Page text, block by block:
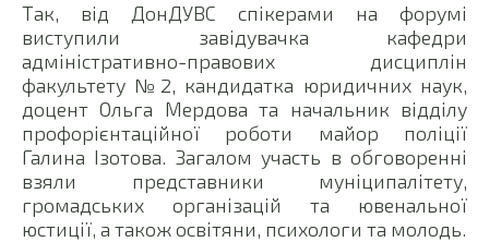
Так, від ДонДУВС спікерами на форумі
виступили завідувачка кафедри
адміністративно-правових дисциплін
факультету №2, кандидатка юридичних наук,
доцент Ольга Мердова та начальник відділу
профорієнтаційної роботи майор поліції
Галина Ізотова. Загалом участь в обговоренні
взяли представники муніципалітету,
громадських організацій та ювенальної
юстиції, а також освітяни, психологи та молодь.